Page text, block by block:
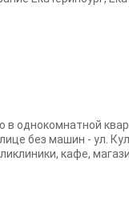
однокомнатной
без машин - ул.
кафе,